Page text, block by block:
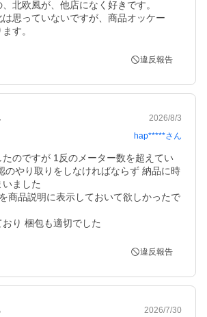
北欧風が、他店になく好きです。
思っていないですが、商品オッケー
違反報告
2026/8/3
hap*****さん
のですが 1反のメーター数を超えてい
のやり取りをしなければならず 納品に時
ました
商品説明に表示しておいて欲しかったで
り 梱包も適切でした
違反報告
2026/7/30